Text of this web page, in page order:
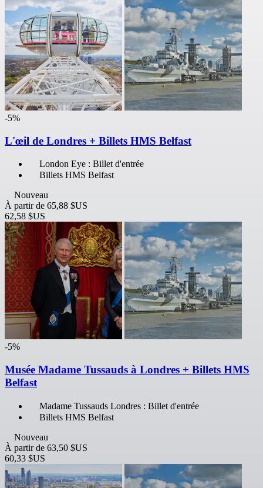
-5%
L'œil de Londres + Billets HMS Belfast
London Eye : Billet d'entrée
Billets HMS Belfast
Nouveau
À partir de 65,88 $US
62,58 $US
-5%
Musée Madame Tussauds à Londres + Billets HMS
Belfast
Madame Tussauds Londres : Billet d'entrée
Billets HMS Belfast
Nouveau
À partir de 63,50 $US
60,33 $US